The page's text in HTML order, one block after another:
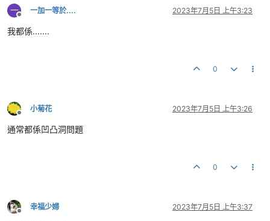
一
離線
一加一等於.... 2023年7月5日 上午3:23
我都係.......
0
離線
小菊花 2023年7月5日 上午3:26
通常都係凹凸洞問題
0
離線
幸福少婦 2023年7月5日 上午3:37